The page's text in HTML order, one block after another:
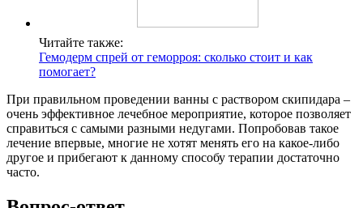
Читайте также:
Гемодерм спрей от геморроя: сколько стоит и как
помогает?
При правильном проведении ванны с раствором скипидара –
очень эффективное лечебное мероприятие, которое позволяет
справиться с самыми разными недугами. Попробовав такое
лечение впервые, многие не хотят менять его на какое-либо
другое и прибегают к данному способу терапии достаточно
часто.